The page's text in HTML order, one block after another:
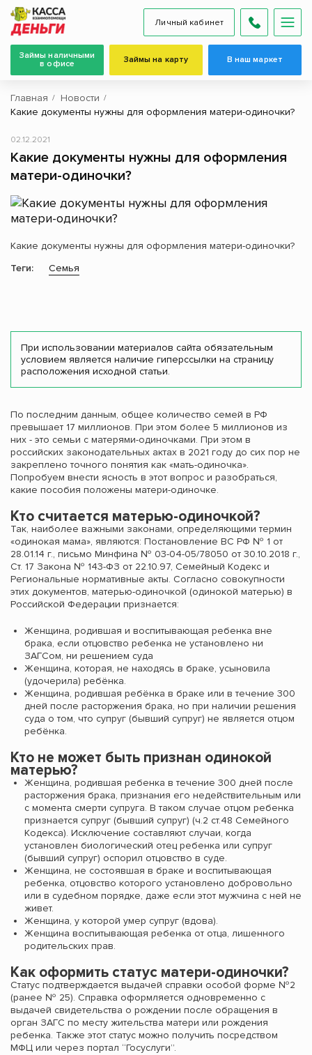
Личный кабинет
Займы наличными
в офисе
Займы на карту В наш маркет
Главная
Новости
Какие документы нужны для оформления матери-одиночки?
Какие документы нужны для оформления
матери-одиночки?
02.12.2021
Какие документы нужны для оформления матери-одиночки?
Теги:
Семья
При использовании материалов сайта обязательным
условием является наличие гиперссылки на страницу
расположения исходной статьи.
По последним данным, общее количество семей в РФ
превышает 17 миллионов. При этом более 5 миллионов из
них - это семьи с матерями-одиночками. При этом в
российских законодательных актах в 2021 году до сих пор не
закреплено точного понятия как «мать-одиночка».
Попробуем внести ясность в этот вопрос и разобраться,
какие пособия положены матери-одиночке.
Кто считается матерью-одиночкой?
Так, наиболее важными законами, определяющими термин
«одинокая мама», являются: Постановление ВС РФ № 1 от
28.01.14 г., письмо Минфина № 03-04-05/78050 от 30.10.2018 г.,
Ст. 17 Закона № 143-ФЗ от 22.10.97, Семейный Кодекс и
Региональные нормативные акты. Согласно совокупности
этих документов, матерью-одиночкой (одинокой матерью) в
Российской Федерации признается:
Женщина, родившая и воспитывающая ребенка вне
брака, если отцовство ребенка не установлено ни
ЗАГСом, ни решением суда
Женщина, которая, не находясь в браке, усыновила
(удочерила) ребёнка.
Женщина, родившая ребёнка в браке или в течение 300
дней после расторжения брака, но при наличии решения
суда о том, что супруг (бывший супруг) не является отцом
ребёнка.
Кто не может быть признан одинокой
матерью?
Женщина, родившая ребенка в течение 300 дней после
расторжения брака, признания его недействительным или
с момента смерти супруга. В таком случае отцом ребенка
признается супруг (бывший супруг) (ч.2 ст.48 Семейного
Кодекса). Исключение составляют случаи, когда
установлен биологический отец ребенка или супруг
(бывший супруг) оспорил отцовство в суде.
Женщина, не состоявшая в браке и воспитывающая
ребенка, отцовство которого установлено добровольно
или в судебном порядке, даже если этот мужчина с ней не
живет.
Женщина, у которой умер супруг (вдова).
Женщина воспитывающая ребенка от отца, лишенного
родительских прав.
Как оформить статус матери-одиночки?
Статус подтверждается выдачей справки особой форме №2
(ранее № 25). Справка оформляется одновременно с
выдачей свидетельства о рождении после обращения в
орган ЗАГС по месту жительства матери или рождения
ребенка. Также этот статус можно получить посредством
МФЦ или через портал “Госуслуги”.